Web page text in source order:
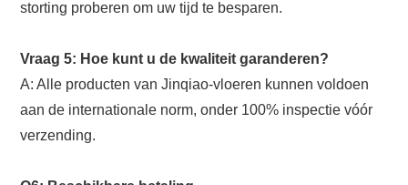
storting proberen om uw tijd te besparen.
Vraag 5: Hoe kunt u de kwaliteit garanderen?
A: Alle producten van Jinqiao-vloeren kunnen voldoen
aan de internationale norm, onder 100% inspectie vóór
verzending.